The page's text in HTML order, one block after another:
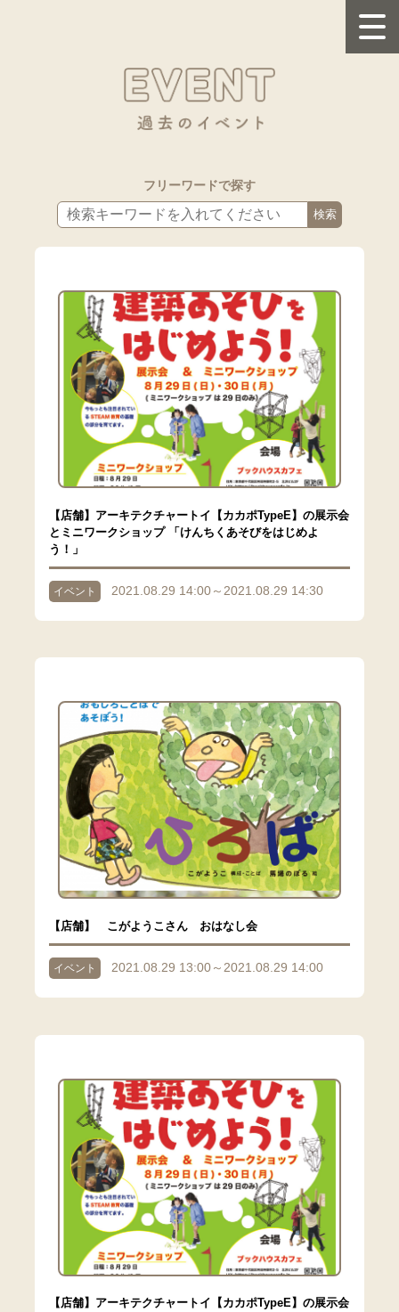
フリーワードで探す
検索
【店舗】アーキテクチャートイ【カカポTypeE】の展示会
とミニワークショップ 「けんちくあそびをはじめよ
う！」
イベント 2021.08.29 14:00～2021.08.29 14:30
【店舗】 こがようこさん おはなし会
イベント 2021.08.29 13:00～2021.08.29 14:00
【店舗】アーキテクチャートイ【カカポTypeE】の展示会